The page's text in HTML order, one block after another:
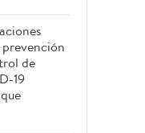
de
19